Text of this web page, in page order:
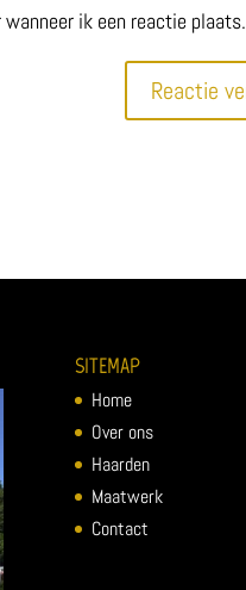
ik een reactie plaats.
SITEMAP
Home
Over ons
Haarden
Maatwerk
Contact